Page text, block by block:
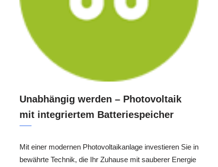
Unabhängig werden – Photovoltaik
mit integriertem Batteriespeicher
Mit einer modernen Photovoltaikanlage investieren Sie in
bewährte Technik, die Ihr Zuhause mit sauberer Energie